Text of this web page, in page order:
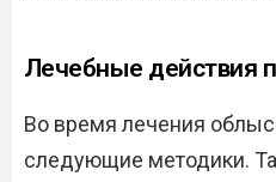
Лечебные действия
Во время лечения
следующие методики.